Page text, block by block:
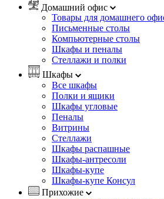
Домашний офис
Товары для домашнего
Письменные столы
Компьютерные столы
Шкафы и пеналы
Стеллажи и полки
Шкафы
Все шкафы
Полки и ящики
Шкафы угловые
Пеналы
Витрины
Стеллажи
Шкафы распашные
Шкафы-антресоли
Шкафы-купе
Шкафы-купе Консул
Прихожие